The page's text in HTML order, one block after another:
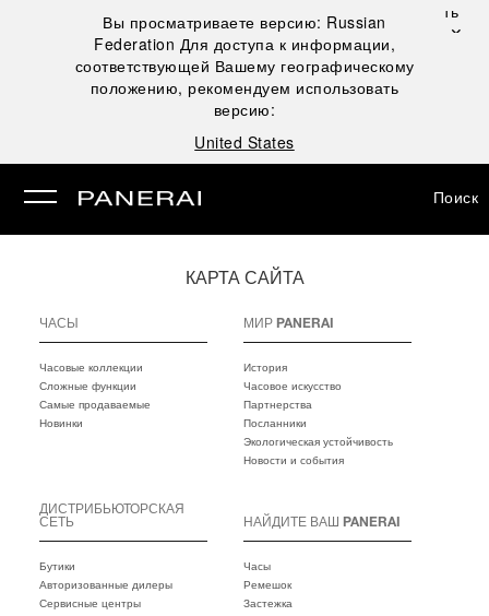
Вы просматриваете версию: Russian
Federation Для доступа к информации,
соответствующей Вашему географическому
положению, рекомендуем использовать
версию:
United States
Закрыть
✕
Поиск
КАРТА САЙТА
ЧАСЫ
Часовые коллекции
Сложные функции
Самые продаваемые
Новинки
МИР PANERAI
История
Часовое искусство
Партнерства
Посланники
Экологическая устойчивость
Новости и события
ДИСТРИБЬЮТОРСКАЯ
СЕТЬ
Бутики
Авторизованные дилеры
Сервисные центры
НАЙДИТЕ ВАШ PANERAI
Часы
Ремешок
Застежка